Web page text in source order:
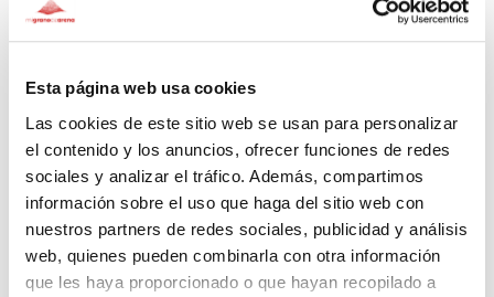
Esta página web usa cookies
Las cookies de este sitio web se usan para personalizar
el contenido y los anuncios, ofrecer funciones de redes
sociales y analizar el tráfico. Además, compartimos
información sobre el uso que haga del sitio web con
nuestros partners de redes sociales, publicidad y análisis
web, quienes pueden combinarla con otra información
que les haya proporcionado o que hayan recopilado a
Micaela
Ojalá.pudiese más. Mi madre murió de una atrofia
multisistémica, tb declarada como enfermedad rara y
mi pareja falleció de ELA. Me hubiese encantado hacer
tú recorrido. Muchas suerte y gracias por hacer visible
estas cosas.